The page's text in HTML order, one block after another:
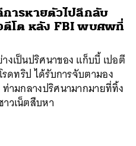
ารหายตัวไปลึกลับ
ตีโต หลัง FBI พบศพที่
งเป็นปริศนาของ แก็บบี้ เปอตี
รดทริป ได้รับการจับตามอง
ามกลางปริศนามากมายที่ทิ้ง
วเน็ตสืบหา
ค้นหา